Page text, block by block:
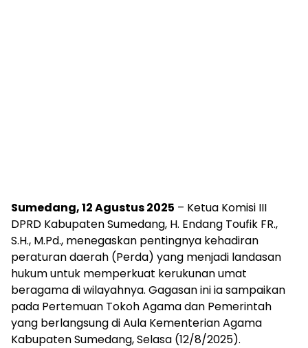
Sumedang, 12 Agustus 2025 – Ketua Komisi III
DPRD Kabupaten Sumedang, H. Endang Toufik FR.,
S.H., M.Pd., menegaskan pentingnya kehadiran
peraturan daerah (Perda) yang menjadi landasan
hukum untuk memperkuat kerukunan umat
beragama di wilayahnya. Gagasan ini ia sampaikan
pada Pertemuan Tokoh Agama dan Pemerintah
yang berlangsung di Aula Kementerian Agama
Kabupaten Sumedang, Selasa (12/8/2025).